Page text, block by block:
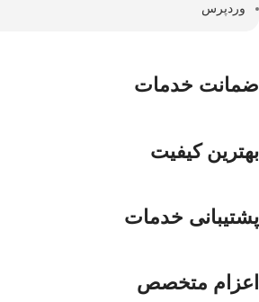
وردپرس
ضمانت خدمات
بهترین کیفیت
پشتیبانی خدمات
اعزام متخصص